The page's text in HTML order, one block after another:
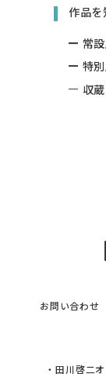
作品を
常
特
収
お問い合わせ
・田川啓二